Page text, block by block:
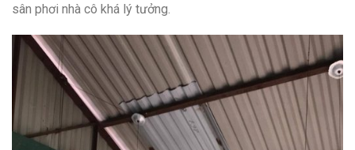
sân phơi nhà cô khá lý tưởng.